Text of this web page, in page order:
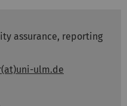
assurance, reporting
ulm.de